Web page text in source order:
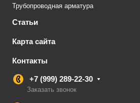
Трубопроводная арматура
Статьи
Карта сайта
Контакты
+7 (999) 289-22-30
Заказать звонок